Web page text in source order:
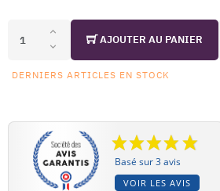
AJOUTER AU PANIER
DERNIERS ARTICLES EN STOCK
Basé sur 3 avis
VOIR LES AVIS